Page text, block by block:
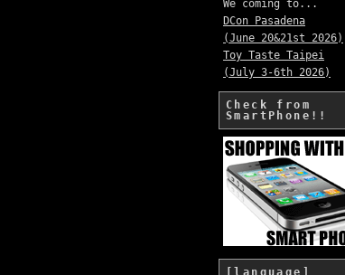
We coming to...
DCon Pasadena
(June 20&21st 2026)
Toy Taste Taipei
(July 3-6th 2026)
Check from
SmartPhone!!
[language]